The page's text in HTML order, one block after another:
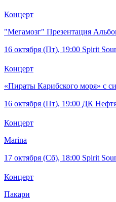
Концерт
"Мегамозг" Презентация
16 октября (Пт), 19:00 Spirit
Концерт
«Пираты Карибского моря» с
16 октября (Пт), 19:00 ДК
Концерт
Marina
17 октября (Сб), 18:00 Spirit
Концерт
Пакари